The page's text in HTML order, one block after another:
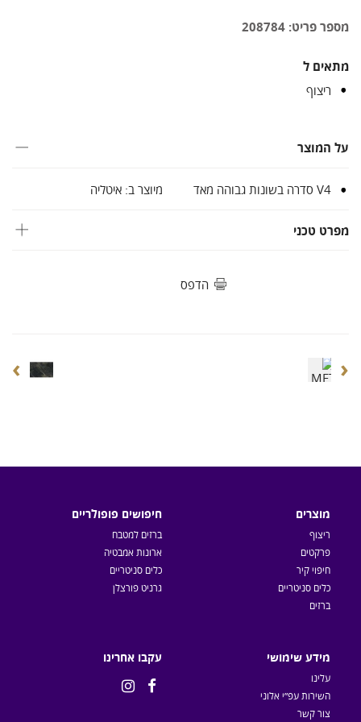
מספר פריט: 208784
מתאים ל
ריצוף
על המוצר
V4 סדרה בשונות גבוהה מאד מיוצר ב: איטליה
מפרט טכני
הדפס
‹
›
מוצרים
ריצוף
פרקטים
חיפוי קיר
כלים סניטריים
ברזים
חיפושים פופולריים
ברזים למטבח
ארונות אמבטיה
כלים סניטריים
גרניט פורצלן
מידע שימושי
עלינו
השירות עפ״י אלוני
צור קשר
עקבו אחרינו

